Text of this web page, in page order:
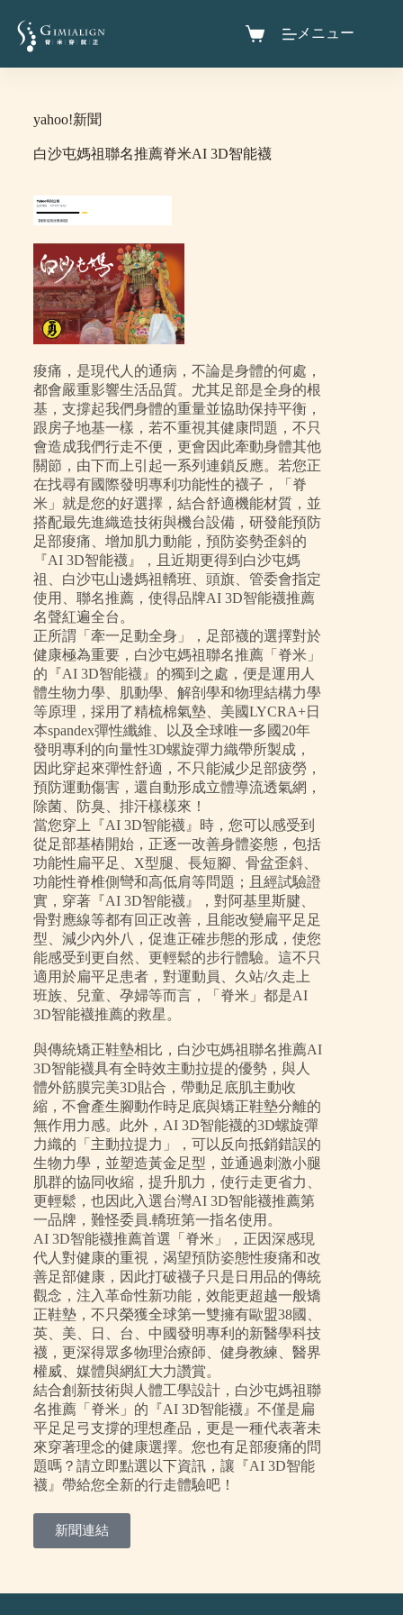
メニュー
yahoo!新聞
白沙屯媽祖聯名推薦脊米AI 3D智能襪
痠痛，是現代人的通病，不論是身體的何處，
都會嚴重影響生活品質。尤其足部是全身的根
基，支撐起我們身體的重量並協助保持平衡，
跟房子地基一樣，若不重視其健康問題，不只
會造成我們行走不便，更會因此牽動身體其他
關節，由下而上引起一系列連鎖反應。若您正
在找尋有國際發明專利功能性的襪子，「脊
米」就是您的好選擇，結合舒適機能材質，並
搭配最先進織造技術與機台設備，研發能預防
足部痠痛、增加肌力動能，預防姿勢歪斜的
『AI 3D智能襪』，且近期更得到白沙屯媽
祖、白沙屯山邊媽祖轎班、頭旗、管委會指定
使用、聯名推薦，使得品牌AI 3D智能襪推薦
名聲紅遍全台。
正所謂「牽一足動全身」，足部襪的選擇對於
健康極為重要，白沙屯媽祖聯名推薦「脊米」
的『AI 3D智能襪』的獨到之處，便是運用人
體生物力學、肌動學、解剖學和物理結構力學
等原理，採用了精梳棉氣墊、美國LYCRA+日
本spandex彈性纖維、以及全球唯一多國20年
發明專利的向量性3D螺旋彈力織帶所製成，
因此穿起來彈性舒適，不只能減少足部疲勞，
預防運動傷害，還自動形成立體導流透氣網，
除菌、防臭、排汗樣樣來！
當您穿上『AI 3D智能襪』時，您可以感受到
從足部基樁開始，正逐一改善身體姿態，包括
功能性扁平足、X型腿、長短腳、骨盆歪斜、
功能性脊椎側彎和高低肩等問題；且經試驗證
實，穿著『AI 3D智能襪』，對阿基里斯腱、
骨對應線等都有回正改善，且能改變扁平足足
型、減少內外八，促進正確步態的形成，使您
能感受到更自然、更輕鬆的步行體驗。這不只
適用於扁平足患者，對運動員、久站/久走上
班族、兒童、孕婦等而言，「脊米」都是AI
3D智能襪推薦的救星。
與傳統矯正鞋墊相比，白沙屯媽祖聯名推薦AI
3D智能襪具有全時效主動拉提的優勢，與人
體外筋膜完美3D貼合，帶動足底肌主動收
縮，不會產生腳動作時足底與矯正鞋墊分離的
無作用力感。此外，AI 3D智能襪的3D螺旋彈
力織的「主動拉提力」，可以反向抵銷錯誤的
生物力學，並塑造黃金足型，並通過刺激小腿
肌群的協同收縮，提升肌力，使行走更省力、
更輕鬆，也因此入選台灣AI 3D智能襪推薦第
一品牌，難怪委員.轎班第一指名使用。
AI 3D智能襪推薦首選「脊米」，正因深感現
代人對健康的重視，渴望預防姿態性痠痛和改
善足部健康，因此打破襪子只是日用品的傳統
觀念，注入革命性新功能，效能更超越一般矯
正鞋墊，不只榮獲全球第一雙擁有歐盟38國、
英、美、日、台、中國發明專利的新醫學科技
襪，更深得眾多物理治療師、健身教練、醫界
權威、媒體與網紅大力讚賞。
結合創新技術與人體工學設計，白沙屯媽祖聯
名推薦「脊米」的『AI 3D智能襪』不僅是扁
平足足弓支撐的理想產品，更是一種代表著未
來穿著理念的健康選擇。您也有足部痠痛的問
題嗎？請立即點選以下資訊，讓『AI 3D智能
襪』帶給您全新的行走體驗吧！
新聞連結